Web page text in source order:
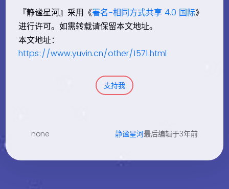
『静谧星河』采用《署名-相同方式共享 4.0 国际》
进行许可。如需转载请保留本文地址。
本文地址：
https://www.yuvin.cn/other/1571.html
支持我
none 静谧星河最后编辑于3年前